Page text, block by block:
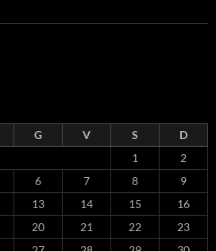
G V S
D
1
2
6 7 8
9
13 14 15
16
20 21 22
23